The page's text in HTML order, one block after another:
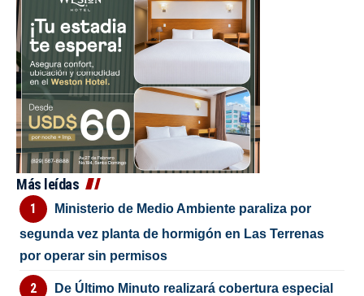
Más leídas
Ministerio de Medio Ambiente paraliza por
segunda vez planta de hormigón en Las Terrenas
por operar sin permisos
De Último Minuto realizará cobertura especial